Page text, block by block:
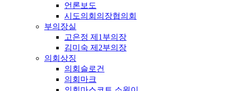
언론보도
시도의회의장협의회
부의장실
고은정 제1부의장
김미숙 제2부의장
의회상징
의회슬로건
의회마크